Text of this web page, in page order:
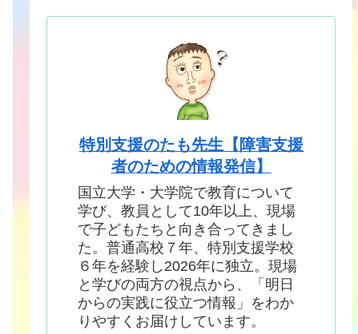
特別支援のたも先生【障害支援
者のための情報発信】
国立大学・大学院で教育について
学び、教員として10年以上、現場
で子どもたちと向き合ってきまし
た。普通高校７年、特別支援学校
６年を経験し2026年に独立。現場
と学びの両方の視点から、「明日
からの実践に役立つ情報」をわか
りやすくお届けしています。